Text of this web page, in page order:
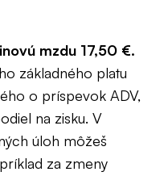
mzdu 17,50 €.
základného platu
o príspevok ADV,
na zisku. V
úloh môžeš
za zmeny